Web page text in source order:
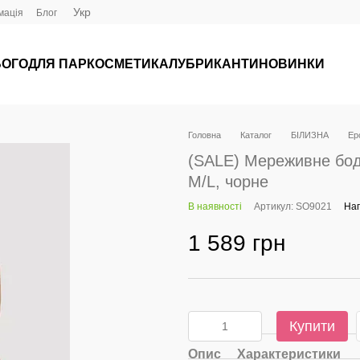
Блог Укр
ДЛЯ ПАР КОСМЕТИКАЛУБРИКАНТИ НОВИНКИ
Головна Каталог БІЛИЗНА
(SALE) Мереживне
M/L, чорне
В наявності Артикул: SO9021
1 589 грн
Купити
Опис
Характеристики